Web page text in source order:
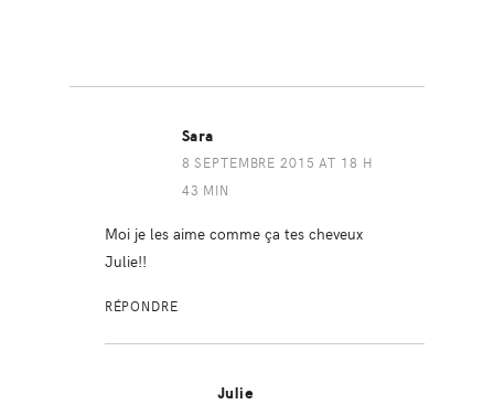
Sara
8 SEPTEMBRE 2015 AT 18 H
43 MIN
Moi je les aime comme ça tes cheveux
Julie!!
RÉPONDRE
Julie